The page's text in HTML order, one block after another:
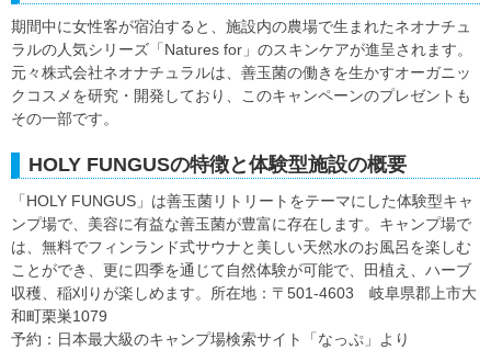
期間中に女性客が宿泊すると、施設内の農場で生まれたネオナチュ
ラルの人気シリーズ「Natures for」のスキンケアが進呈されます。
元々株式会社ネオナチュラルは、善玉菌の働きを生かすオーガニッ
クコスメを研究・開発しており、このキャンペーンのプレゼントも
その一部です。
HOLY FUNGUSの特徴と体験型施設の概要
「HOLY FUNGUS」は善玉菌リトリートをテーマにした体験型キャ
ンプ場で、美容に有益な善玉菌が豊富に存在します。キャンプ場で
は、無料でフィンランド式サウナと美しい天然水のお風呂を楽しむ
ことができ、更に四季を通じて自然体験が可能で、田植え、ハーブ
収穫、稲刈りが楽しめます。所在地：〒501-4603 岐阜県郡上市大
和町栗巣1079
予約：日本最大級のキャンプ場検索サイト「なっぷ」より